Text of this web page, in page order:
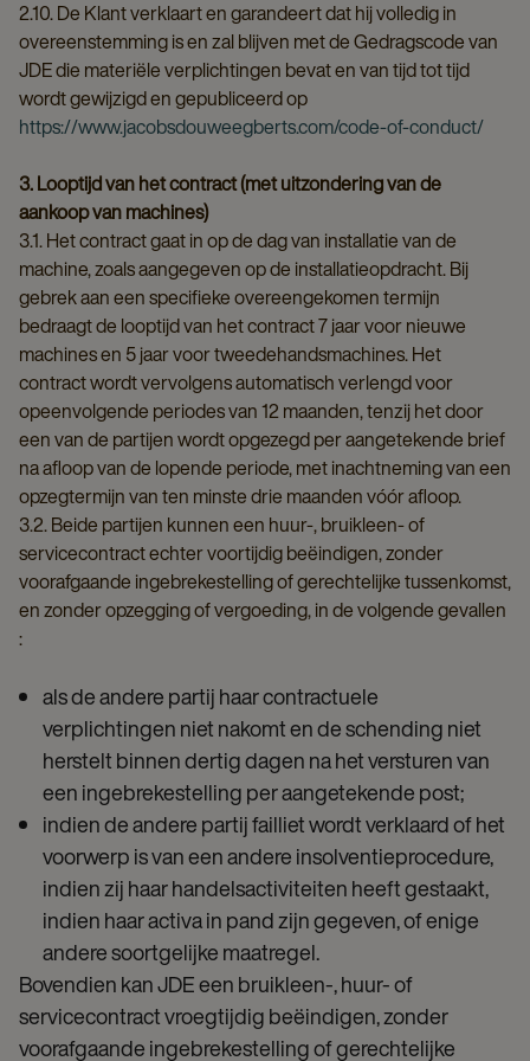
2.10. De Klant verklaart en garandeert dat hij volledig in
overeenstemming is en zal blijven met de Gedragscode van
JDE die materiële verplichtingen bevat en van tijd tot tijd
wordt gewijzigd en gepubliceerd op
https://www.jacobsdouweegberts.com/code-of-conduct/
3. Looptijd van het contract (met uitzondering van de
aankoop van machines)
3.1. Het contract gaat in op de dag van installatie van de
machine, zoals aangegeven op de installatieopdracht. Bij
gebrek aan een specifieke overeengekomen termijn
bedraagt de looptijd van het contract 7 jaar voor nieuwe
machines en 5 jaar voor tweedehandsmachines. Het
contract wordt vervolgens automatisch verlengd voor
opeenvolgende periodes van 12 maanden, tenzij het door
een van de partijen wordt opgezegd per aangetekende brief
na afloop van de lopende periode, met inachtneming van een
opzegtermijn van ten minste drie maanden vóór afloop.
3.2. Beide partijen kunnen een huur-, bruikleen- of
servicecontract echter voortijdig beëindigen, zonder
voorafgaande ingebrekestelling of gerechtelijke tussenkomst,
en zonder opzegging of vergoeding, in de volgende gevallen
:
als de andere partij haar contractuele
verplichtingen niet nakomt en de schending niet
herstelt binnen dertig dagen na het versturen van
een ingebrekestelling per aangetekende post;
indien de andere partij failliet wordt verklaard of het
voorwerp is van een andere insolventieprocedure,
indien zij haar handelsactiviteiten heeft gestaakt,
indien haar activa in pand zijn gegeven, of enige
andere soortgelijke maatregel.
Bovendien kan JDE een bruikleen-, huur- of
servicecontract vroegtijdig beëindigen, zonder
voorafgaande ingebrekestelling of gerechtelijke